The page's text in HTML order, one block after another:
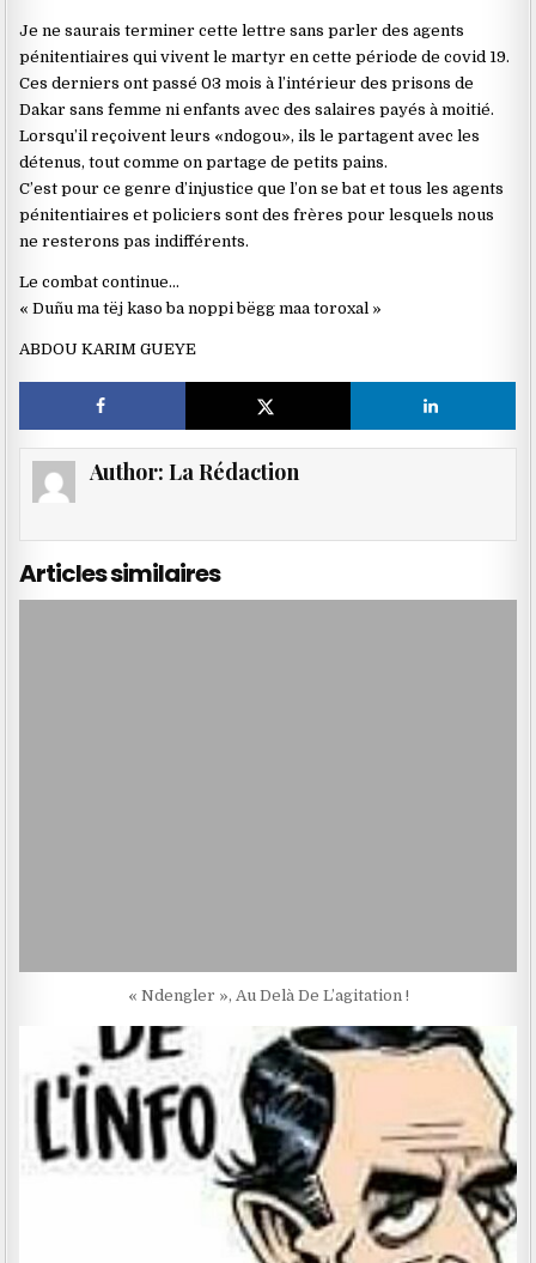
Je ne saurais terminer cette lettre sans parler des agents
pénitentiaires qui vivent le martyr en cette période de covid 19.
Ces derniers ont passé 03 mois à l’intérieur des prisons de
Dakar sans femme ni enfants avec des salaires payés à moitié.
Lorsqu’il reçoivent leurs «ndogou», ils le partagent avec les
détenus, tout comme on partage de petits pains.
C’est pour ce genre d’injustice que l’on se bat et tous les agents
pénitentiaires et policiers sont des frères pour lesquels nous
ne resterons pas indifférents.
Le combat continue…
« Duñu ma tëj kaso ba noppi bëgg maa toroxal »
ABDOU KARIM GUEYE
Author: La Rédaction
Articles similaires
« Ndengler », Au Delà De L’agitation !